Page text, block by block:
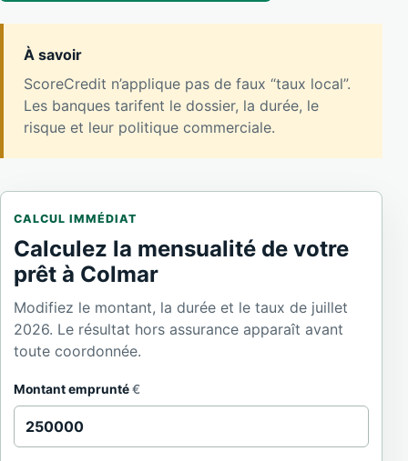
À savoir
ScoreCredit n’applique pas de faux “taux local”.
Les banques tarifent le dossier, la durée, le
risque et leur politique commerciale.
CALCUL IMMÉDIAT
Calculez la mensualité de votre
prêt à Colmar
Modifiez le montant, la durée et le taux de juillet
2026. Le résultat hors assurance apparaît avant
toute coordonnée.
Montant emprunté€